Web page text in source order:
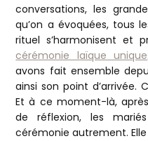
conversations, les
qu’on a évoquées, tous
rituel s’harmonisent et
cérémonie laïque unique
avons fait ensemble
ainsi son point d’arrivée.
Et à ce moment-là,
de réflexion, les
cérémonie autrement.